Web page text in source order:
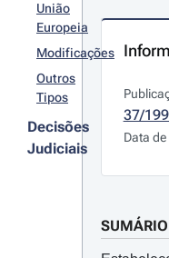
União
Europeia
Modificações
Outros
Tipos
Decisões
Judiciais
37/
Data
SUMÁRIO